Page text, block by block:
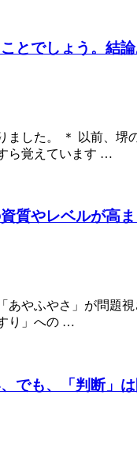
とでしょう。結
ました。 ＊ 以前、
ら覚えています …
質やレベルが高
あやふやさ」が問題
り」への …
でも、「判断」